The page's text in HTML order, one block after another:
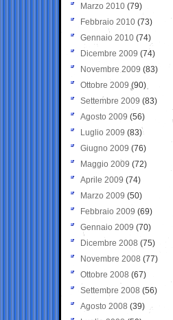
Marzo 2010 (79)
Febbraio 2010 (73)
Gennaio 2010 (74)
Dicembre 2009 (74)
Novembre 2009 (83)
Ottobre 2009 (90)
Settembre 2009 (83)
Agosto 2009 (56)
Luglio 2009 (83)
Giugno 2009 (76)
Maggio 2009 (72)
Aprile 2009 (74)
Marzo 2009 (50)
Febbraio 2009 (69)
Gennaio 2009 (70)
Dicembre 2008 (75)
Novembre 2008 (77)
Ottobre 2008 (67)
Settembre 2008 (56)
Agosto 2008 (39)